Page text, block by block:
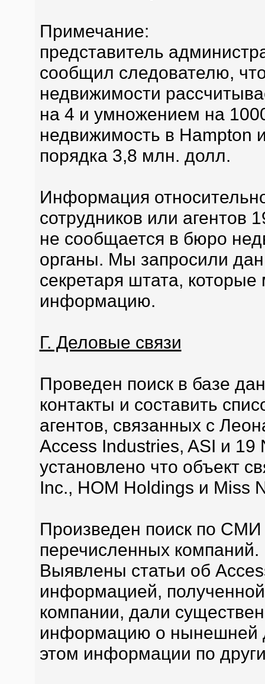
Примечание:
представитель
сообщил следователю,
недвижимости
на 4 и умножением на
недвижимость в Hampton
порядка 3,8 млн. долл.
Информация
сотрудников или агентов
не сообщается в бюро
органы. Мы запросили
секретаря штата,
информацию.
Г. Деловые связи
Проведен поиск в базе
контакты и составить
агентов, связанных с
Access Industries, ASI и 19
установлено что объект
Inc., HOM Holdings и Miss
Произведен поиск по СМИ
перечисленных компаний.
Выявлены статьи об
информацией,
компании, дали
информацию о нынешней
этом информации по